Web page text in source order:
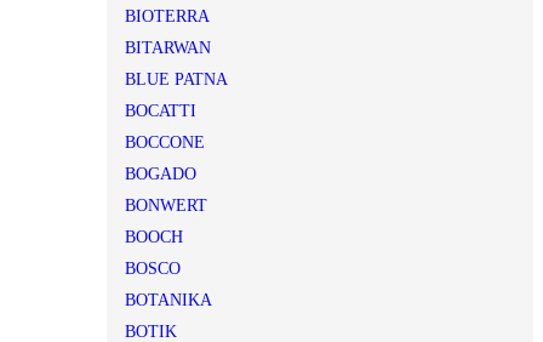
BIOTERRA
BITARWAN
BLUE PATNA
BOCATTI
BOCCONE
BOGADO
BONWERT
BOOCH
BOSCO
BOTANIKA
BOTIK